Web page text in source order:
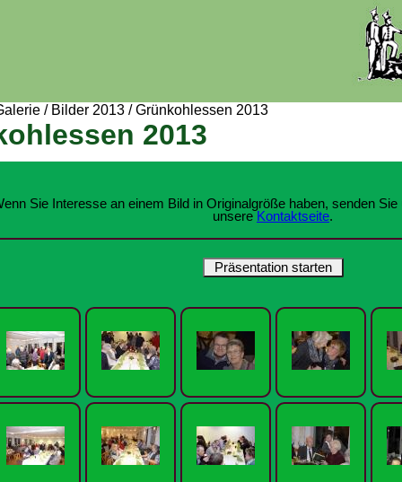
/ Bilder 2013 /Grünkohlessen 2013
2013
Sie Interesse an einem Bild in Originalgröße haben, senden
unsere Kontaktseite.
Präsentation starten